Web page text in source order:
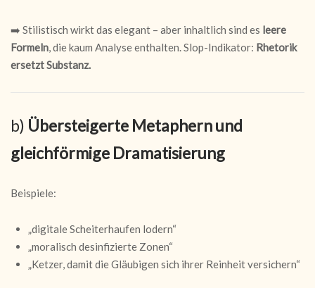
➡️ Stilistisch wirkt das elegant – aber inhaltlich sind es leere
Formeln, die kaum Analyse enthalten. Slop-Indikator: Rhetorik
ersetzt Substanz.
b) Übersteigerte Metaphern und
gleichförmige Dramatisierung
Beispiele:
„digitale Scheiterhaufen lodern“
„moralisch desinfizierte Zonen“
„Ketzer, damit die Gläubigen sich ihrer Reinheit versichern“